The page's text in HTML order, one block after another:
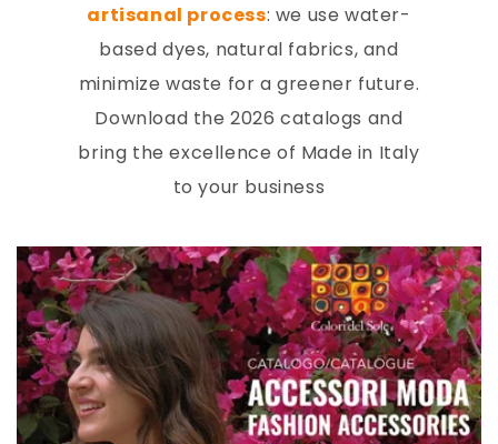
artisanal process: we use water-
based dyes, natural fabrics, and
minimize waste for a greener future.
Download the 2026 catalogs and
bring the excellence of Made in Italy
to your business